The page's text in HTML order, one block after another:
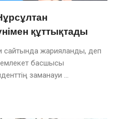
құттықтады
сайтында жарияланды, деп
басшысы
заманауи ...